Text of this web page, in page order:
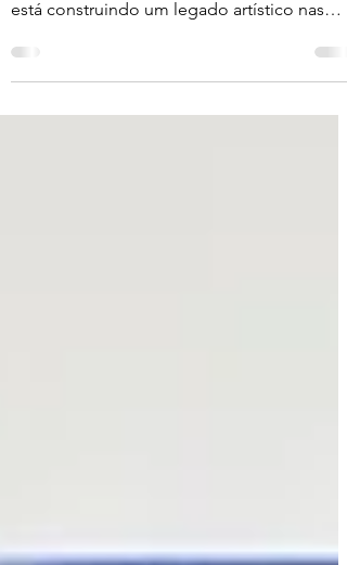
Nascimento Soares, o Nenê da Flauzina, que
está construindo um legado artístico nas